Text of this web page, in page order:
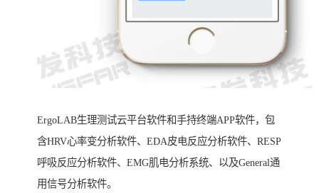
ErgoLAB生理测试云平台软件和手持终端APP软件，包
含HRV心率变分析软件、EDA皮电反应分析软件、RESP
呼吸反应分析软件、EMG肌电分析系统、以及General通
用信号分析软件。